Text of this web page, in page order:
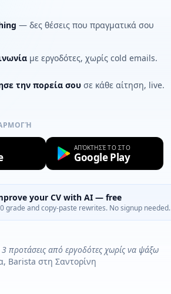
— δες θέσεις που πραγματικά σου
με εργοδότες, χωρίς cold emails.
την πορεία σου σε κάθε αίτηση, live.
ΑΠΌΚΤΗΣΈ ΤΟ ΣΤΟ
Google Play
your CV with AI — free
grade and copy-paste rewrites. No signup needed.
3 προτάσεις από εργοδότες χωρίς να ψάξω
Barista στη Σαντορίνη